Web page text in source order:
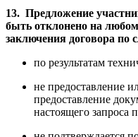
13. Предложение
быть отклонено на
заключения договора
по результатам
не предоставление
предоставление
настоящего запроса